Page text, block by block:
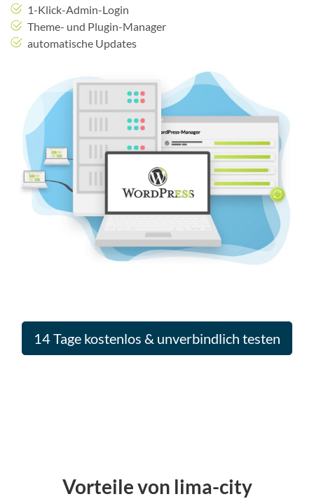
1-Klick-Admin-Login
Theme- und Plugin-Manager
automatische Updates
14 Tage kostenlos & unverbindlich testen
Vorteile von lima-city